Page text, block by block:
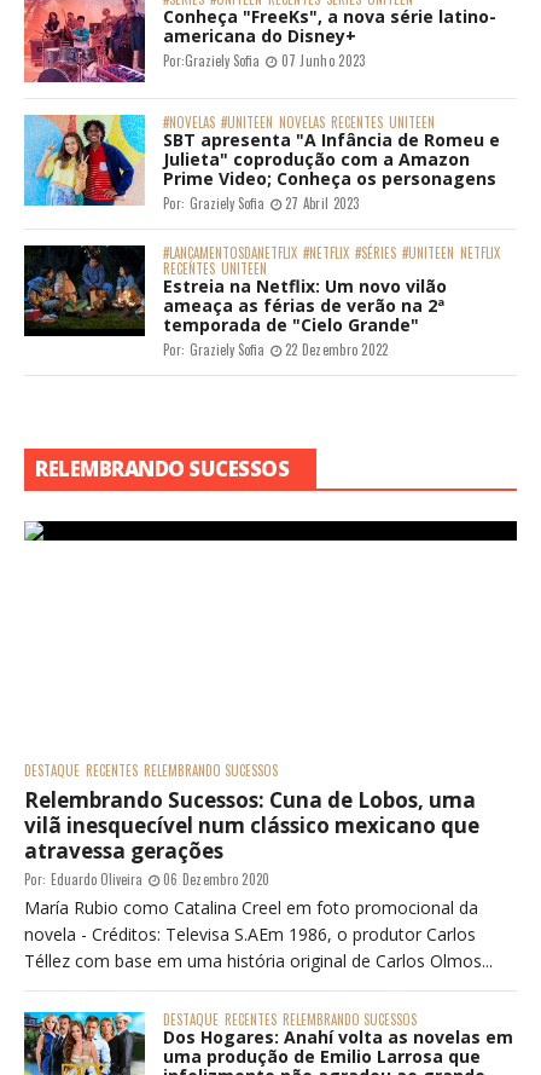
Conheça "FreeKs", a nova série latino-
americana do Disney+
Por:Graziely Sofia 07 Junho 2023
#NOVELAS #UNITEEN NOVELAS RECENTES UNITEEN
SBT apresenta "A Infância de Romeu e
Julieta" coprodução com a Amazon
Prime Video; Conheça os personagens
Por: Graziely Sofia 27 Abril 2023
#LANÇAMENTOSDANETFLIX #NETFLIX #SÉRIES #UNITEEN NETFLIX
RECENTES UNITEEN
Estreia na Netflix: Um novo vilão
ameaça as férias de verão na 2ª
temporada de "Cielo Grande"
Por: Graziely Sofia 22 Dezembro 2022
RELEMBRANDO SUCESSOS
DESTAQUE RECENTES RELEMBRANDO SUCESSOS
Relembrando Sucessos: Cuna de Lobos, uma
vilã inesquecível num clássico mexicano que
atravessa gerações
Por: Eduardo Oliveira 06 Dezembro 2020
María Rubio como Catalina Creel em foto promocional da
novela - Créditos: Televisa S.AEm 1986, o produtor Carlos
Téllez com base em uma história original de Carlos Olmos...
DESTAQUE RECENTES RELEMBRANDO SUCESSOS
Dos Hogares: Anahí volta as novelas em
uma produção de Emilio Larrosa que